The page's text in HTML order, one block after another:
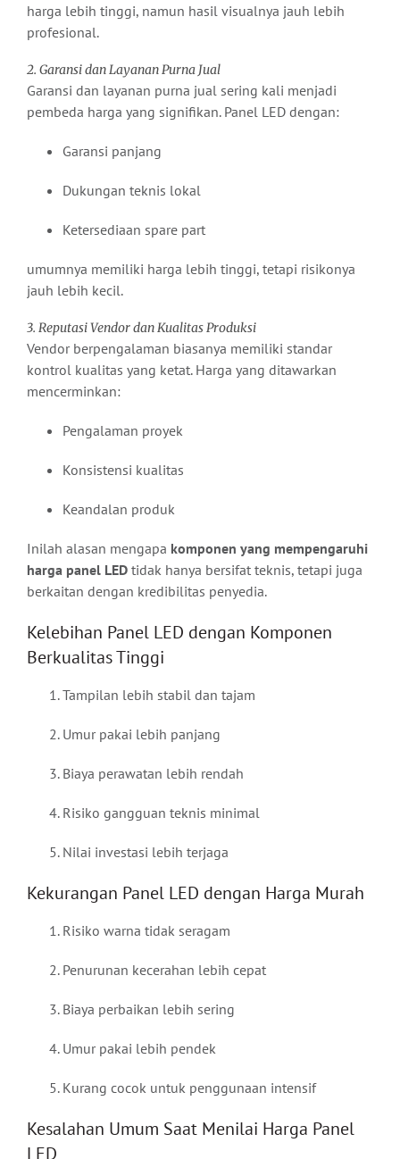
harga lebih tinggi, namun hasil visualnya jauh lebih
profesional.
2. Garansi dan Layanan Purna Jual
Garansi dan layanan purna jual sering kali menjadi
pembeda harga yang signifikan. Panel LED dengan:
Garansi panjang
Dukungan teknis lokal
Ketersediaan spare part
umumnya memiliki harga lebih tinggi, tetapi risikonya
jauh lebih kecil.
3. Reputasi Vendor dan Kualitas Produksi
Vendor berpengalaman biasanya memiliki standar
kontrol kualitas yang ketat. Harga yang ditawarkan
mencerminkan:
Pengalaman proyek
Konsistensi kualitas
Keandalan produk
Inilah alasan mengapa komponen yang mempengaruhi
harga panel LED tidak hanya bersifat teknis, tetapi juga
berkaitan dengan kredibilitas penyedia.
Kelebihan Panel LED dengan Komponen
Berkualitas Tinggi
Tampilan lebih stabil dan tajam
Umur pakai lebih panjang
Biaya perawatan lebih rendah
Risiko gangguan teknis minimal
Nilai investasi lebih terjaga
Kekurangan Panel LED dengan Harga Murah
Risiko warna tidak seragam
Penurunan kecerahan lebih cepat
Biaya perbaikan lebih sering
Umur pakai lebih pendek
Kurang cocok untuk penggunaan intensif
Kesalahan Umum Saat Menilai Harga Panel
LED